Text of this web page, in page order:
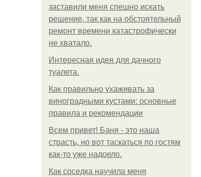
заставили меня спешно искать
решение, так как на обстоятельный
ремонт времени катастрофически
не хватало.
Интересная идея для дачного
туалета.
Как правильно ухаживать за
виноградными кустами: основные
правила и рекомендации
Всем привет! Баня - это наша
страсть, но вот таскаться по гостям
как-то уже надоело.
Как соседка научила меня